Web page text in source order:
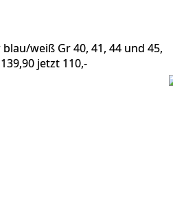
weiß Gr 40, 41, 44 und 45,
139,90 jetzt 110,-